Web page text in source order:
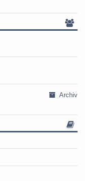
Archiv